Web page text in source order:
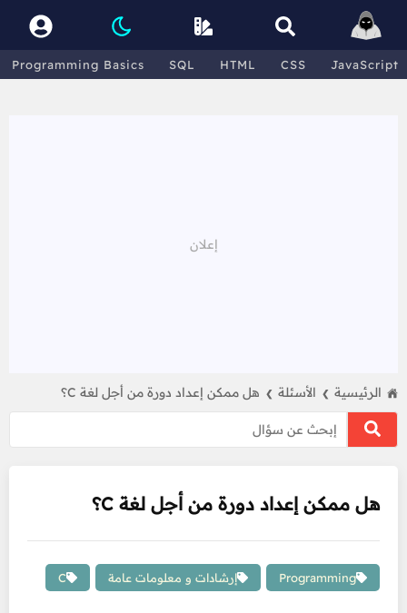
Programming Basics SQL HTML CSS JavaScript
الرئيسية ❯ الأسئلة ❯ هل ممكن إعداد دورة من أجل لغة C؟
هل ممكن إعداد دورة من أجل لغة C؟
Programming إرشادات و معلومات عامة C